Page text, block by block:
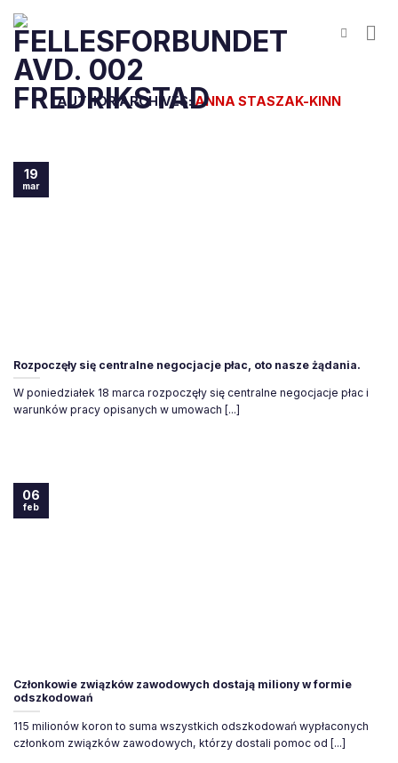
content
AUTHOR ARCHIVES: ANNA STASZAK-KINN
Rozpoczęły się centralne negocjacje płac, oto nasze żądania.
W poniedziałek 18 marca rozpoczęły się centralne negocjacje płac i
warunków pracy opisanych w umowach [...]
19
mar
Członkowie związków zawodowych dostają miliony w formie
odszkodowań
115 milionów koron to suma wszystkich odszkodowań wypłaconych
członkom związków zawodowych, którzy dostali pomoc od [...]
06
feb